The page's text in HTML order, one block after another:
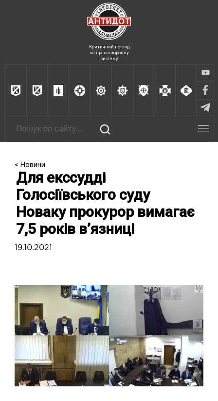
Критичний погляд
на правоохоронну
систему
< Новини
Для екссудді
Голосіївського суду
Новаку прокурор вимагає
7,5 років в’язниці
19.10.2021